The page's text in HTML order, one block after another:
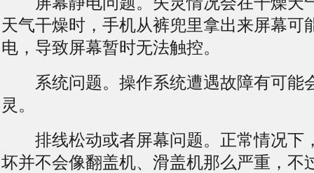
天气干燥时，手机从裤兜里拿出来屏幕可
电，导致屏幕暂时无法触控。
系统问题。操作系统遭遇故障有可能
灵。
排线松动或者屏幕问题。正常情况下
坏并不会像翻盖机、滑盖机那么严重，不